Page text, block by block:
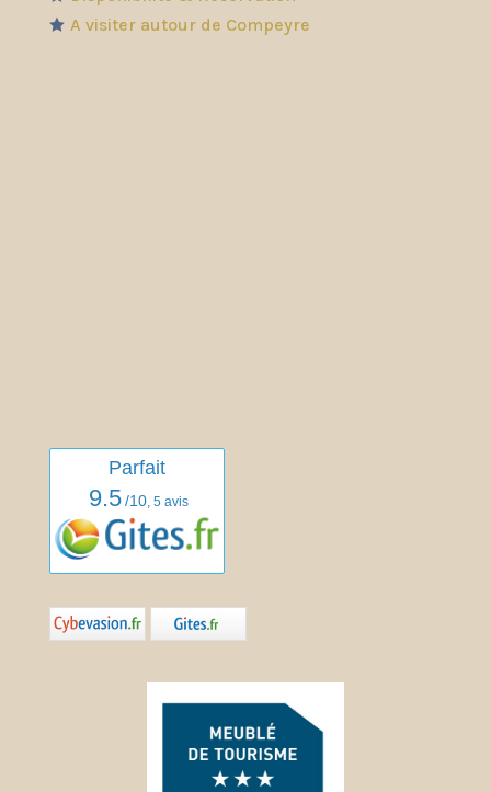
 A visiter autour de Compeyre
Parfait
9.5 /10, 5 avis